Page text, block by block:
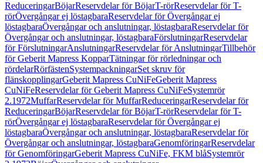
ReduceringarBöjarReservdelar för BöjarT-rörReservdelar för T-
rörÖvergångar ej löstagbaraReservdelar för Övergångar ej
löstagbaraÖvergångar och anslutningar, löstagbaraReservdelar för
Övergångar och anslutningar, löstagbaraFörslutningarReservdelar
för FörslutningarAnslutningarReservdelar för AnslutningarTillbehör
för Geberit Mapress KopparTätningar för rörledningar och
rördelarRörfästenSystempackningarSet skruv för
flänskopplingarGeberit Mapress CuNiFeGeberit Mapress
CuNiFeReservdelar för Geberit Mapress CuNiFeSystemrör
2.1972MuffarReservdelar för MuffarReduceringarReservdelar för
ReduceringarBöjarReservdelar för BöjarT-rörReservdelar för T-
rörÖvergångar ej löstagbaraReservdelar för Övergångar ej
löstagbaraÖvergångar och anslutningar, löstagbaraReservdelar för
Övergångar och anslutningar, löstagbaraGenomföringarReservdelar
för GenomföringarGeberit Mapress CuNiFe, FKM blåSystemrör